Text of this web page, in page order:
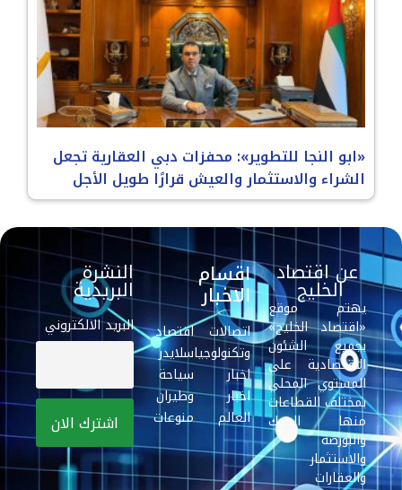
«ابو النجا للتطوير»: محفزات دبي العقارية تجعل
الشراء والاستثمار والعيش قرارًا طويل الأجل
عن اقتصاد
الخليج
يهتم موقع
«اقتصاد الخليج»
بجميع الشئون
الاقتصادية علي
المستوي المحلي
بمختلف القطاعات
منها البنوك
والبورصة
والاستثمار
والعقارات
اقسام
الاخبار
اتصالات
وتكنولوجيا
اخبار
اخبار
العالم
اقتصاد
سلايدر
سياحة
وطيران
منوعات
النشرة
البريدية
البريد الالكتروني